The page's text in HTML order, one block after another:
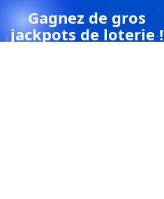
Gagnez de gros
jackpots de loterie !